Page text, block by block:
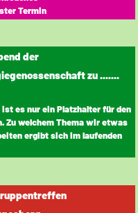
Termin
der
zu .......
ist es nur ein Platzhalter für den
Zu welchem Thema wir etwas
ergibt sich im laufenden